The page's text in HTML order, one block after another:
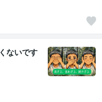
ないです